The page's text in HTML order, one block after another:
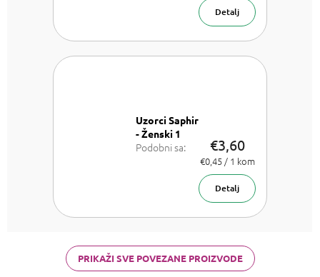
Detalj
Uzorci Saphir
- Ženski 1
Podobni sa:
Armani Acqua
Mademoiselle
a Carolina
€3,60
Izmjeri
cijenu:
€0,45 / 1 kom
Detalj
PRIKAŽI SVE POVEZANE PROIZVODE